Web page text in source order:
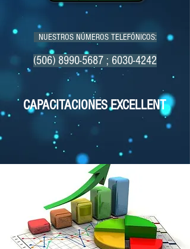
NUESTROS NÚMEROS TELEFÓNICOS:
(506) 8990-5687 ; 6030-4242
CAPACITACIONES EXCELLENT